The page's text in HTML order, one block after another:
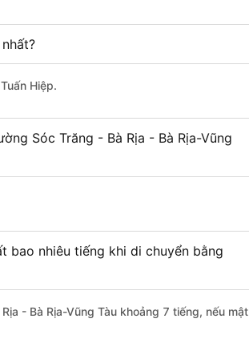
Hiệp.
Sóc Trăng - Bà Rịa - Bà Rịa-Vũng
bao nhiêu tiếng khi di chuyển bằng
- Bà Rịa-Vũng Tàu khoảng 7 tiếng, nếu mật